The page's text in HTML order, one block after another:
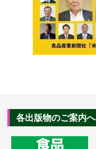
各出版物のご案内へ